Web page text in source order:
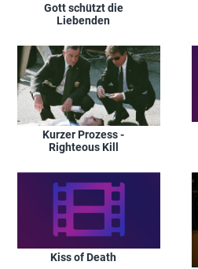
Gott schützt die
Liebenden
Kurzer Prozess -
Righteous Kill
Kiss of Death